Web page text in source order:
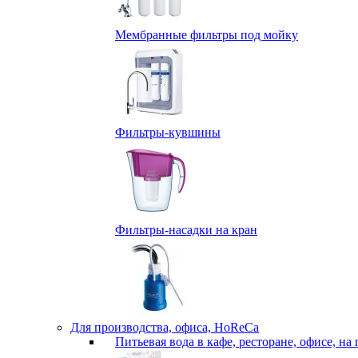
Мембранные фильтры под мойку
Фильтры-кувшины
Фильтры-насадки на кран
Для производства, офиса, HoReCa
Питьевая вода в кафе, ресторане, офисе, на